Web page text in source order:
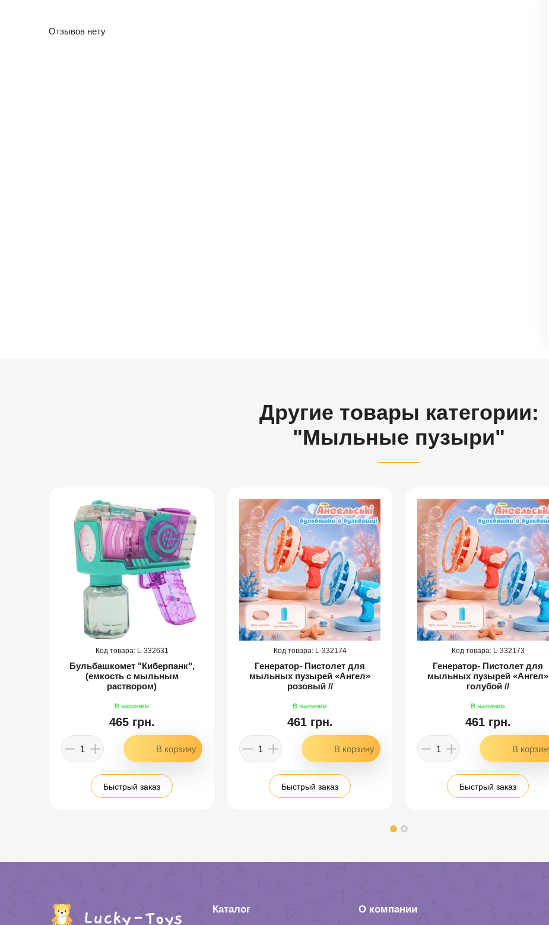
Отзывов нету
Другие товары категории:
"Мыльные пузыри"
332631
Бульбашкомет "Киберпанк",
(емкость с мыльным
раствором)
465 грн.
Быстрый заказ
332174
Генератор- Пистолет для
мыльных пузырей «Ангел»
розовый //
461 грн.
Быстрый заказ
332173
Генератор- Пистолет для
мыльных пузырей «Ангел»
голубой //
461 грн.
Быстрый заказ
Каталог О компании